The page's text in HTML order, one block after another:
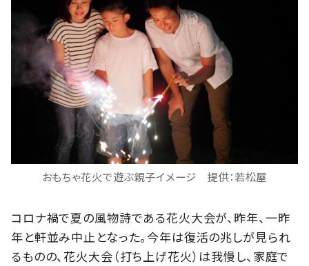
おもちゃ花火で遊ぶ親子イメージ 提供：若松屋
コロナ禍で夏の風物詩である花火大会が、昨年、一昨
年と軒並み中止となった。今年は復活の兆しが見られ
るものの、花火大会（打ち上げ花火）は我慢し、家庭で